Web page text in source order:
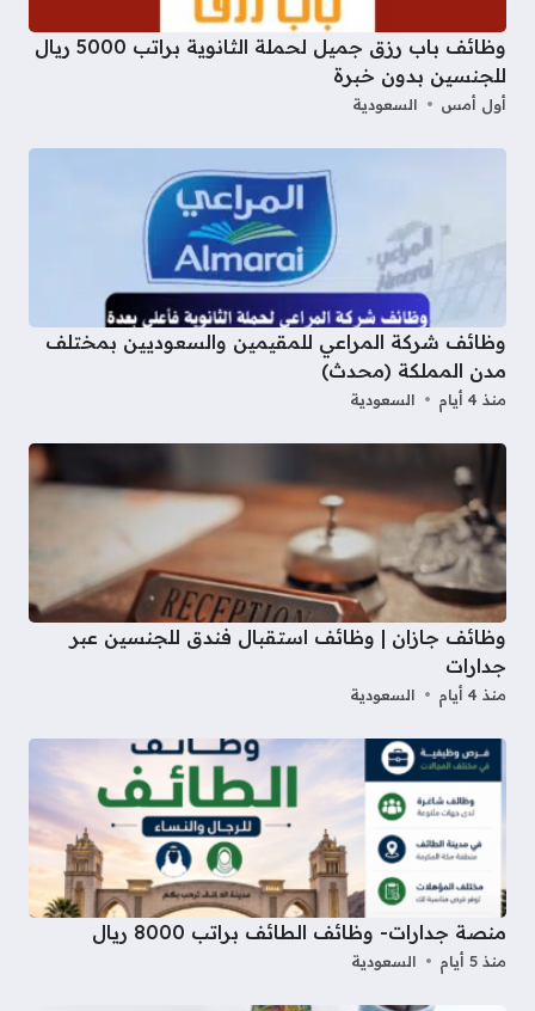
وظائف باب رزق جميل لحملة الثانوية براتب 5000 ريال
للجنسين بدون خبرة
أول أمس السعودية
وظائف شركة المراعي للمقيمين والسعوديين بمختلف
مدن المملكة (محدث)
منذ 4 أيام السعودية
وظائف جازان | وظائف استقبال فندق للجنسين عبر
جدارات
منذ 4 أيام السعودية
منصة جدارات- وظائف الطائف براتب 8000 ريال
منذ 5 أيام السعودية